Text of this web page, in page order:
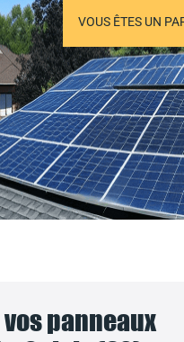
VOUS ÊTES UN
panneaux